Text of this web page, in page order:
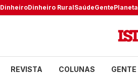
DinheiroDinheiro RuralSaúdeGentePlaneta
REVISTA COLUNAS GENTE